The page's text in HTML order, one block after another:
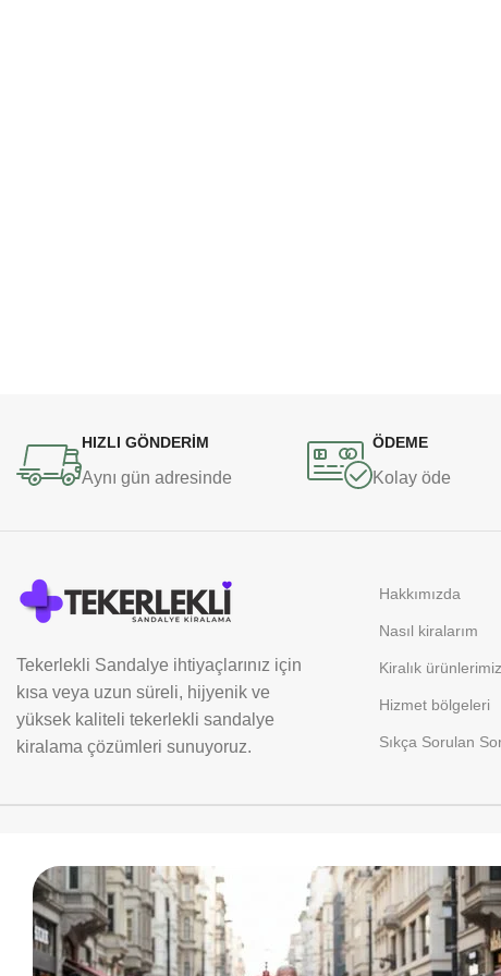
HIZLI GÖNDERİM
Aynı gün adresinde
ÖDEME
Kolay öde
Tekerlekli Sandalye ihtiyaçlarınız için
kısa veya uzun süreli, hijyenik ve
yüksek kaliteli tekerlekli sandalye
kiralama çözümleri sunuyoruz.
Hakkımızda
Nasıl kiralarım
Kiralık ürünlerimiz
Hizmet bölgeleri
Sıkça Sorulan